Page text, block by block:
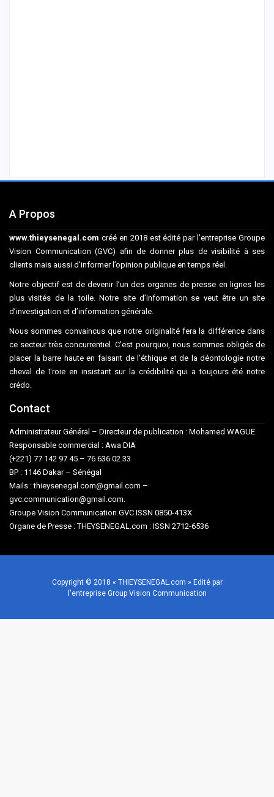
A Propos
www.thieysenegal.com créé en 2018 est édité par l’entreprise Groupe
Vision Communication (GVC) afin de donner plus de visibilité à ses
clients mais aussi d’informer l’opinion publique en temps réel.
Notre objectif est de devenir l’un des organes de presse en lignes les
plus visités de la toile. Notre site d’information se veut être un site
d’investigation et d’information générale.
Nous sommes convaincus que notre originalité fera la différence dans
ce secteur très concurrentiel. C’est pourquoi, nous sommes obligés de
placer la barre haute en faisant de l’éthique et de la déontologie notre
cheval de Troie en insistant sur la crédibilité qui a toujours été notre
crédo.
Contact
Administrateur Général – Directeur de publication : Mohamed WAGUE
Responsable commercial : Awa DIA
(+221) 77 142 97 45 – 76 636 02 33
BP : 1146 Dakar – Sénégal
Mails : thieysenegal.com@gmail.com –
gvc.communication@gmail.com.
Groupe Vision Communication GVC ISSN 0850-413X
Organe de Presse : THEYSENEGAL.com : ISSN 2712-6536
Copyright © 2018 « THIEYSENEGAL.com » Edité par
l'entreprise Group Vision Communication